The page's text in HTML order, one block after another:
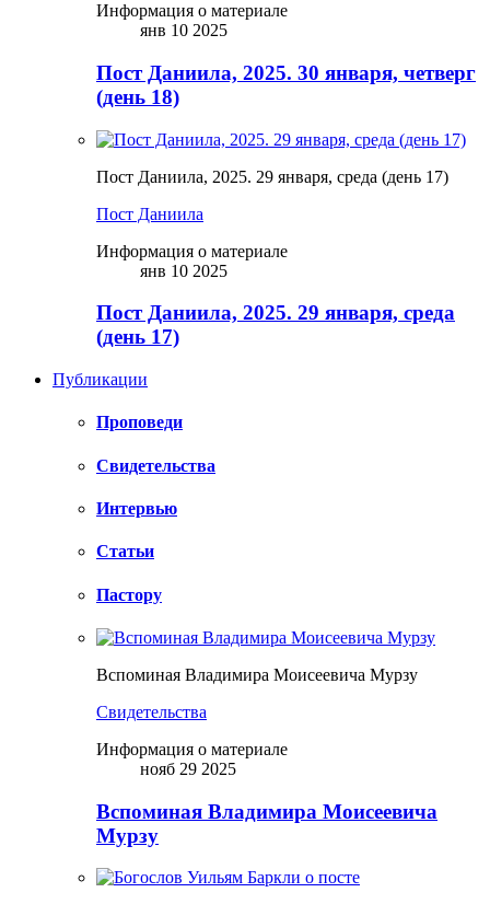
Информация о материале
янв 10 2025
Пост Даниила, 2025. 30 января, четверг
(день 18)
Пост Даниила, 2025. 29 января, среда (день 17)
Пост Даниила
Информация о материале
янв 10 2025
Пост Даниила, 2025. 29 января, среда
(день 17)
Публикации
Проповеди
Свидетельства
Интервью
Статьи
Пастору
Вспоминая Владимира Моисеевича Мурзу
Свидетельства
Информация о материале
нояб 29 2025
Вспоминая Владимира Моисеевича
Мурзу